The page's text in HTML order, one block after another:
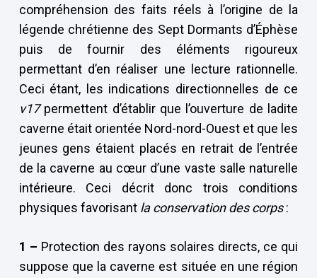
compréhension des faits réels à l’origine de la
légende chrétienne des Sept Dormants d’Éphèse
puis de fournir des éléments rigoureux
permettant d’en réaliser une lecture rationnelle.
Ceci étant, les indications directionnelles de ce
v17permettent d’établir que l’ouverture de ladite
caverne était orientée Nord-nord-Ouest et que les
jeunes gens étaient placés en retrait de l’entrée
de la caverne au cœur d’une vaste salle naturelle
intérieure. Ceci décrit donc trois conditions
physiques favorisant la conservation des corps:
1 – Protection des rayons solaires directs, ce qui
suppose que la caverne est située en une région